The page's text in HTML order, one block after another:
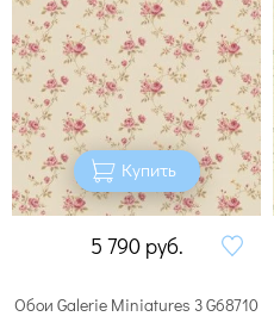
Купить
5 790 руб.
Обои Galerie Miniatures 3 G68710